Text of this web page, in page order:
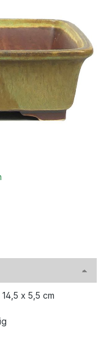
14,5 x 5,5 cm